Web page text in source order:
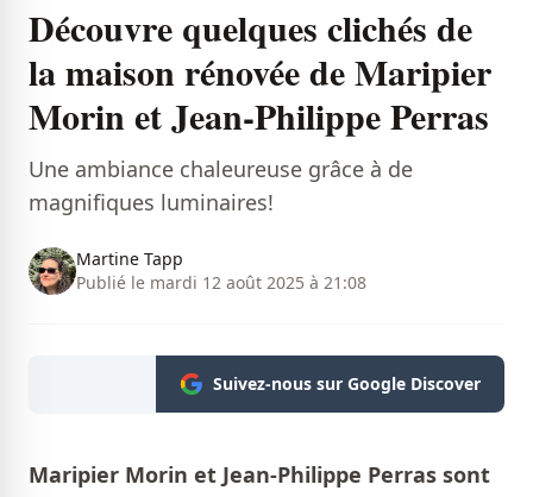
Découvre quelques clichés de
la maison rénovée de Maripier
Morin et Jean-Philippe Perras
Une ambiance chaleureuse grâce à de
magnifiques luminaires!
Martine Tapp
Publié le mardi 12 août 2025 à 21:08
Suivez-nous sur Google Discover
Maripier Morin et Jean-Philippe Perras sont